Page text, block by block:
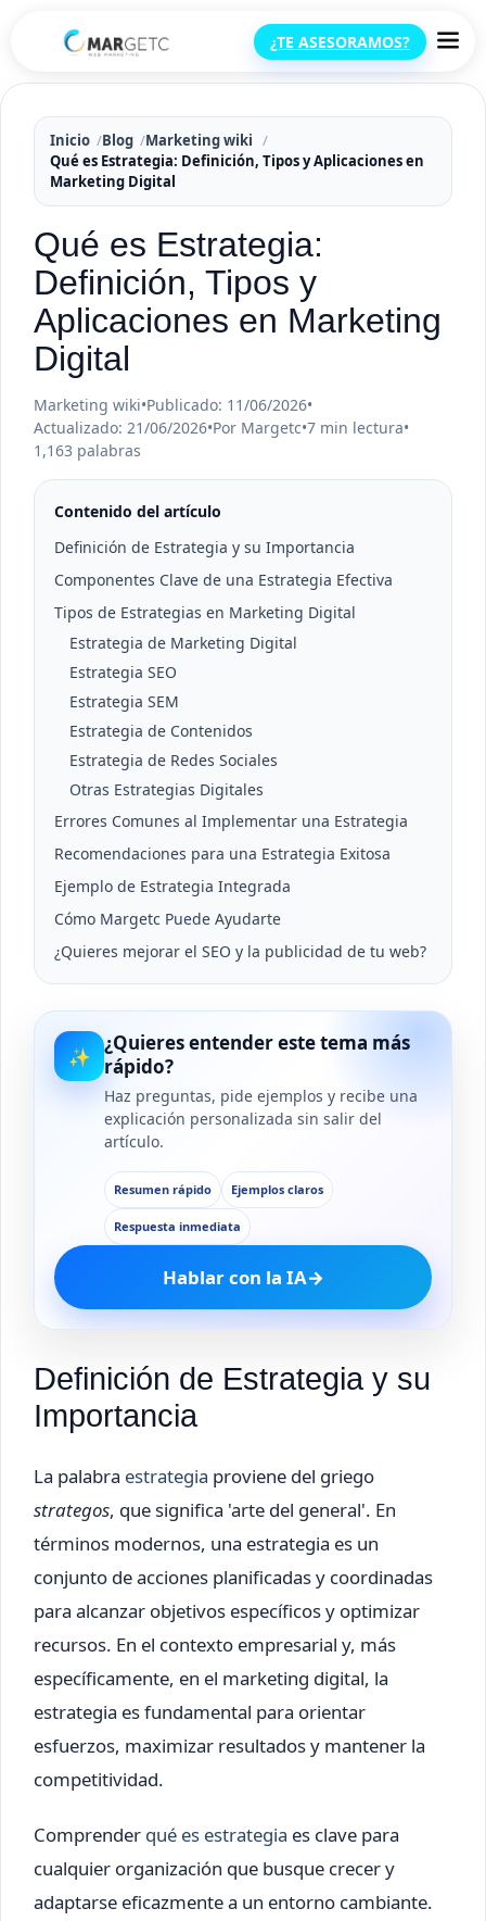
¿TE ASESORAMOS?
Inicio Blog
Marketing wiki
Qué es Estrategia: Definición, Tipos y Aplicaciones en
Marketing Digital
Qué es Estrategia:
Definición, Tipos y
Aplicaciones en Marketing
Digital
Marketing wiki•Publicado: 11/06/2026•
Actualizado: 21/06/2026•Por Margetc•7 min lectura•
1,163 palabras
Contenido del artículo
Definición de Estrategia y su Importancia
Componentes Clave de una Estrategia Efectiva
Tipos de Estrategias en Marketing Digital
Estrategia de Marketing Digital
Estrategia SEO
Estrategia SEM
Estrategia de Contenidos
Estrategia de Redes Sociales
Otras Estrategias Digitales
Errores Comunes al Implementar una Estrategia
Recomendaciones para una Estrategia Exitosa
Ejemplo de Estrategia Integrada
Cómo Margetc Puede Ayudarte
¿Quieres mejorar el SEO y la publicidad de tu web?
✨
¿Quieres entender este tema más
rápido?
Haz preguntas, pide ejemplos y recibe una
explicación personalizada sin salir del
artículo.
Resumen rápido Ejemplos claros
Respuesta inmediata
Hablar con la IA→
Definición de Estrategia y su
Importancia
La palabra estrategia proviene del griego
strategos, que significa 'arte del general'. En
términos modernos, una estrategia es un
conjunto de acciones planificadas y coordinadas
para alcanzar objetivos específicos y optimizar
recursos. En el contexto empresarial y, más
específicamente, en el marketing digital, la
estrategia es fundamental para orientar
esfuerzos, maximizar resultados y mantener la
competitividad.
Comprender qué es estrategia es clave para
cualquier organización que busque crecer y
adaptarse eficazmente a un entorno cambiante.